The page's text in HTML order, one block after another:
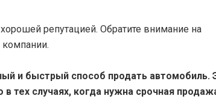
репутацией. Обратите внимание на
и быстрый способ продать автомобиль.
тех случаях, когда нужна срочная